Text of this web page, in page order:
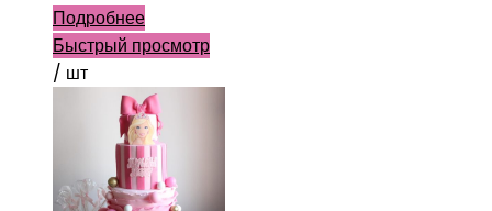
Подробнее
Быстрый просмотр
/ шт